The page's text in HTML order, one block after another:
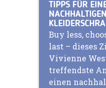
TIPPS FÜR
NACHHALTIGEN
Buy less,
last – dieses
Vivienne
treffendste
einen